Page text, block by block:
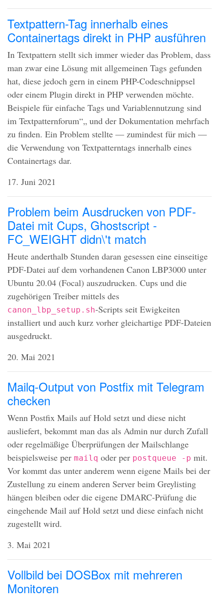
Textpattern-Tag innerhalb eines
Containertags direkt in PHP ausführen
In Textpattern stellt sich immer wieder das Problem, dass
man zwar eine Lösung mit allgemeinen Tags gefunden
hat, diese jedoch gern in einem PHP-Codeschnippsel
oder einem Plugin direkt in PHP verwenden möchte.
Beispiele für einfache Tags und Variablennutzung sind
im Textpatternforum“„ und der Dokumentation mehrfach
zu finden. Ein Problem stellte — zumindest für mich —
die Verwendung von Textpatterntags innerhalb eines
Containertags dar.
17. Juni 2021
Problem beim Ausdrucken von PDF-
Datei mit Cups, Ghostscript -
FC_WEIGHT didn\'t match
Heute anderthalb Stunden daran gesessen eine einseitige
PDF-Datei auf dem vorhandenen Canon LBP3000 unter
Ubuntu 20.04 (Focal) auszudrucken. Cups und die
zugehörigen Treiber mittels des
canon_lbp_setup.sh-Scripts seit Ewigkeiten
installiert und auch kurz vorher gleichartige PDF-Dateien
ausgedruckt.
20. Mai 2021
Mailq-Output von Postfix mit Telegram
checken
Wenn Postfix Mails auf Hold setzt und diese nicht
ausliefert, bekommt man das als Admin nur durch Zufall
oder regelmäßige Überprüfungen der Mailschlange
beispielsweise per mailq oder per postqueue -p mit.
Vor kommt das unter anderem wenn eigene Mails bei der
Zustellung zu einem anderen Server beim Greylisting
hängen bleiben oder die eigene DMARC-Prüfung die
eingehende Mail auf Hold setzt und diese einfach nicht
zugestellt wird.
3. Mai 2021
Vollbild bei DOSBox mit mehreren
Monitoren